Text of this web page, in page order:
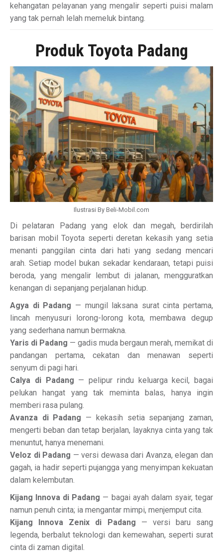
kehangatan pelayanan yang mengalir seperti puisi malam
yang tak pernah lelah memeluk bintang.
Produk Toyota Padang
Ilustrasi By Beli-Mobil.com
Di pelataran Padang yang elok dan megah, berdirilah
barisan mobil Toyota seperti deretan kekasih yang setia
menanti panggilan cinta dari hati yang sedang mencari
arah. Setiap model bukan sekadar kendaraan, tetapi puisi
beroda, yang mengalir lembut di jalanan, mengguratkan
kenangan di sepanjang perjalanan hidup.
Agya di Padang — mungil laksana surat cinta pertama,
lincah menyusuri lorong-lorong kota, membawa degup
yang sederhana namun bermakna.
Yaris di Padang — gadis muda bergaun merah, memikat di
pandangan pertama, cekatan dan menawan seperti
senyum di pagi hari.
Calya di Padang — pelipur rindu keluarga kecil, bagai
pelukan hangat yang tak meminta balas, hanya ingin
memberi rasa pulang.
Avanza di Padang — kekasih setia sepanjang zaman,
mengerti beban dan tetap berjalan, layaknya cinta yang tak
menuntut, hanya menemani.
Veloz di Padang — versi dewasa dari Avanza, elegan dan
gagah, ia hadir seperti pujangga yang menyimpan kekuatan
dalam kelembutan.
Kijang Innova di Padang — bagai ayah dalam syair, tegar
namun penuh cinta; ia mengantar mimpi, menjemput cita.
Kijang Innova Zenix di Padang — versi baru sang
legenda, berbalut teknologi dan kemewahan, seperti surat
cinta di zaman digital.